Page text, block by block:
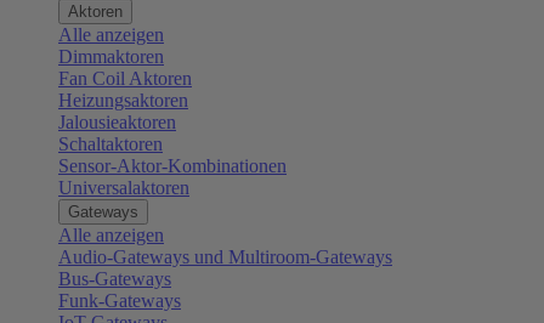
Aktoren
Alle anzeigen
Dimmaktoren
Fan Coil Aktoren
Heizungsaktoren
Jalousieaktoren
Schaltaktoren
Sensor-Aktor-Kombinationen
Universalaktoren
Gateways
Alle anzeigen
Audio-Gateways und Multiroom-Gateways
Bus-Gateways
Funk-Gateways